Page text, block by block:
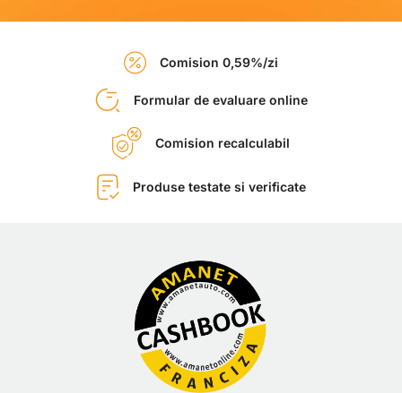
Comision 0,59%/zi
Formular de evaluare online
Comision recalculabil
Produse testate si verificate